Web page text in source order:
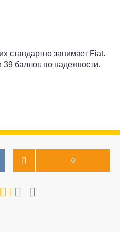
стандартно занимает Fiat.
39 баллов по надежности.
0
5